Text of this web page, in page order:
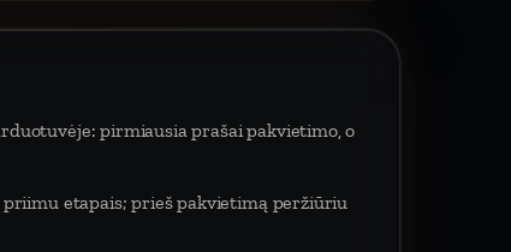
pirmiausia prašai pakvietimo, o
priimu etapais; prieš pakvietimą peržiūriu